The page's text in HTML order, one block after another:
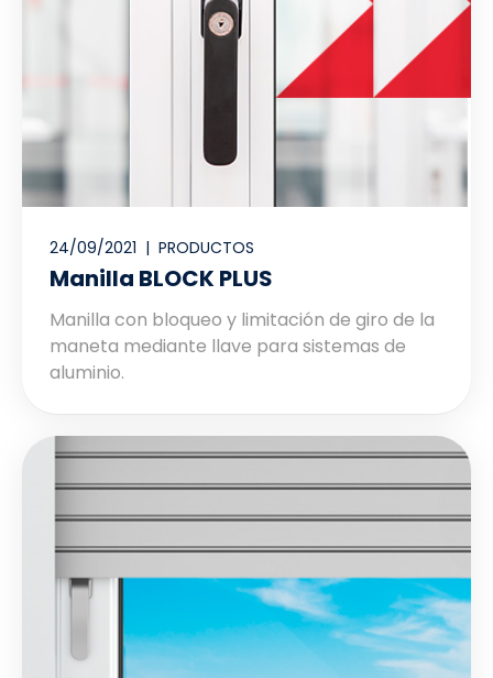
24/09/2021 | PRODUCTOS
Manilla BLOCK PLUS
Manilla con bloqueo y limitación de giro de la
maneta mediante llave para sistemas de
aluminio.